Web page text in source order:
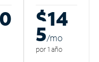
$14
5/mo
por 1 año